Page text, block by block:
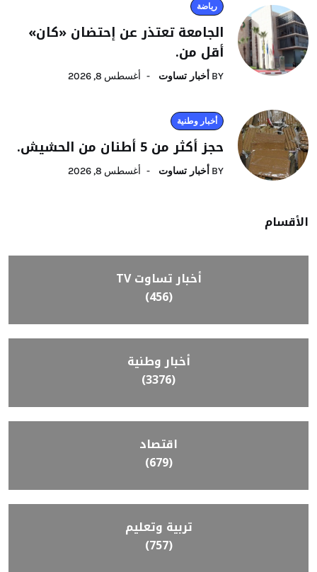
رياضة
الجامعة تعتذر عن إحتضان «كان»
أقل من.
BY أخبار تساوت أغسطس 8, 2026
أخبار وطنية
حجز أكثر من 5 أطنان من الحشيش.
BY أخبار تساوت أغسطس 8, 2026
الأقسام
أخبار تساوت TV
(456)
أخبار وطنية
(3376)
اقتصاد
(679)
تربية وتعليم
(757)